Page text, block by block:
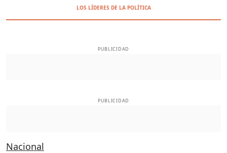
LOS LÍDERES DE LA POLÍTICA
PUBLICIDAD
PUBLICIDAD
Nacional